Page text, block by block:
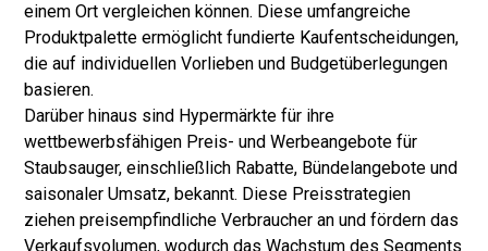
einem Ort vergleichen können. Diese umfangreiche
Produktpalette ermöglicht fundierte Kaufentscheidungen,
die auf individuellen Vorlieben und Budgetüberlegungen
basieren.
Darüber hinaus sind Hypermärkte für ihre
wettbewerbsfähigen Preis- und Werbeangebote für
Staubsauger, einschließlich Rabatte, Bündelangebote und
saisonaler Umsatz, bekannt. Diese Preisstrategien
ziehen preisempfindliche Verbraucher an und fördern das
Verkaufsvolumen, wodurch das Wachstum des Segments